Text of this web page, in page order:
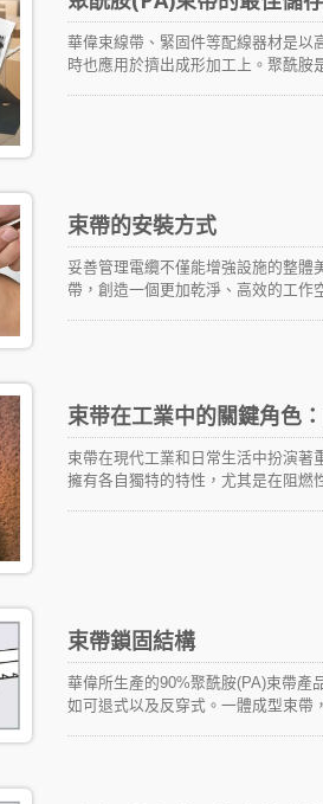
華偉束線帶、緊固件等配線器材是以
時也應用於擠出成形加工上。聚酰
束帶的安裝方式
妥善管理電纜不僅能增強設施的整體
帶，創造一個更加乾淨、高效的工作
束带在工業中的關鍵角色
束帶在現代工業和日常生活中扮演著
擁有各自獨特的特性，尤其是在阻燃
束帶鎖固結構
華偉所生產的90%聚酰胺(PA)束帶產
如可退式以及反穿式。一體成型束帶